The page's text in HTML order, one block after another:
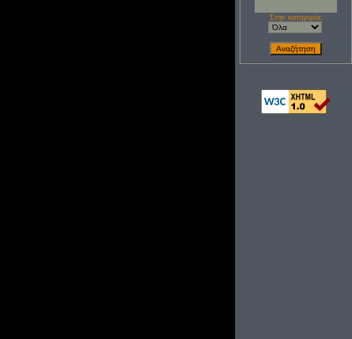
Στην κατηγορία: